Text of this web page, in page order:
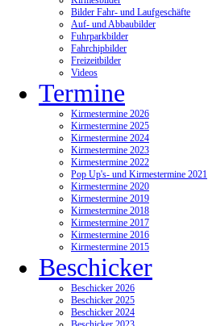
Bilder Fahr- und Laufgeschäfte
Auf- und Abbaubilder
Fuhrparkbilder
Fahrchipbilder
Freizeitbilder
Videos
Termine
Kirmestermine 2026
Kirmestermine 2025
Kirmestermine 2024
Kirmestermine 2023
Kirmestermine 2022
Pop Up's- und Kirmestermine 2021
Kirmestermine 2020
Kirmestermine 2019
Kirmestermine 2018
Kirmestermine 2017
Kirmestermine 2016
Kirmestermine 2015
Beschicker
Beschicker 2026
Beschicker 2025
Beschicker 2024